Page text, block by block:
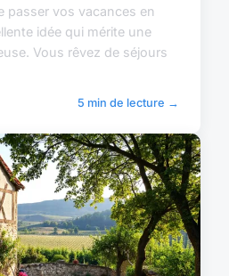
passer vos vacances en
idée qui mérite une
Vous rêvez de séjours
5 min de lecture →